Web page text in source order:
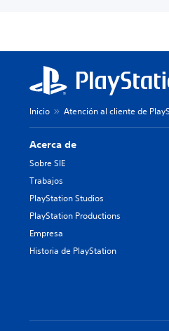
Inicio Atención al cliente de
Acerca de
Sobre SIE
Trabajos
PlayStation Studios
PlayStation Productions
Empresa
Historia de PlayStation